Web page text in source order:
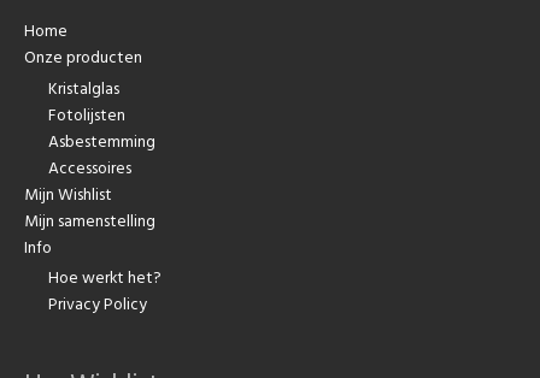
Home
Onze producten
Kristalglas
Fotolijsten
Asbestemming
Accessoires
Mijn Wishlist
Mijn samenstelling
Info
Hoe werkt het?
Privacy Policy